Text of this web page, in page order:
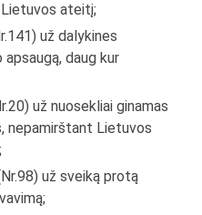
ateitį;
už dalykines
daug kur
už nuosekliai ginamas
nepamirštant Lietuvos
už sveiką protą